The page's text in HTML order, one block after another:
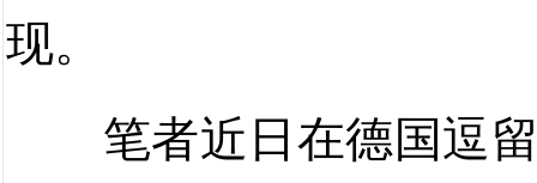
现。
笔者近日在德国逗